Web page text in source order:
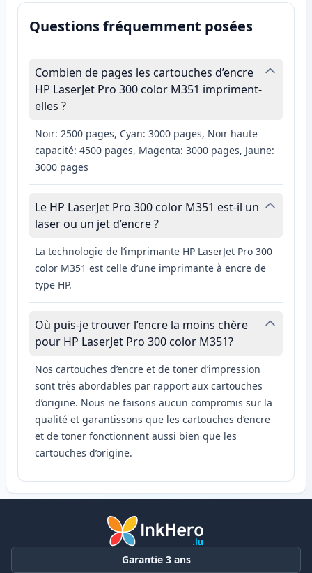
Questions fréquemment posées
Combien de pages les cartouches d’encre
HP LaserJet Pro 300 color M351 impriment-
elles ?
Noir: 2500 pages, Cyan: 3000 pages, Noir haute
capacité: 4500 pages, Magenta: 3000 pages, Jaune:
3000 pages
Le HP LaserJet Pro 300 color M351 est-il un
laser ou un jet d’encre ?
La technologie de l’imprimante HP LaserJet Pro 300
color M351 est celle d’une imprimante à encre de
type HP.
Où puis-je trouver l’encre la moins chère
pour HP LaserJet Pro 300 color M351?
Nos cartouches d’encre et de toner d’impression
sont très abordables par rapport aux cartouches
d’origine. Nous ne faisons aucun compromis sur la
qualité et garantissons que les cartouches d’encre
et de toner fonctionnent aussi bien que les
cartouches d’origine.
Garantie 3 ans